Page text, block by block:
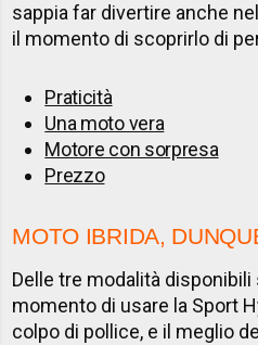
sappia far divertire anche
il momento di scoprirlo di
Praticità
Una moto vera
Motore con sorpresa
Prezzo
MOTO IBRIDA,
Delle tre modalità disponibili
momento di usare la Sport
colpo di pollice, e il meglio